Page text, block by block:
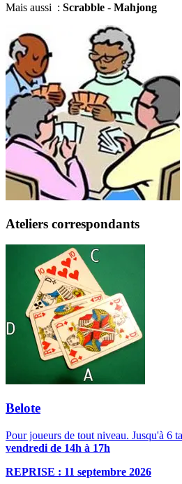
Mais aussi : Scrabble - Mahjong
Ateliers correspondants
Belote
Pour joueurs de tout niveau. Jusqu'à 6
vendredi de 14h à 17h
REPRISE : 11 septembre 2026